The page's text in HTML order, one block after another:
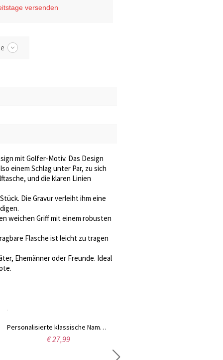
versenden
mit Golfer-Motiv. Das Design
einem Schlag unter Par, zu sich
und die klaren Linien
Die Gravur verleiht ihm eine
weichen Griff mit einem robusten
Flasche ist leicht zu tragen
Ehemänner oder Freunde. Ideal
Personalisierte klassische Namenskette in Silber
€ 27,99